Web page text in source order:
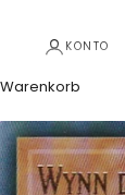
KONTO
Warenkorb